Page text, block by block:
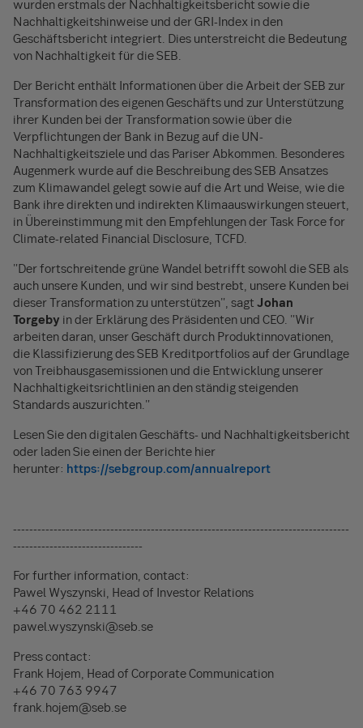
wurden erstmals der Nachhaltigkeitsbericht sowie die
Nachhaltigkeitshinweise und der GRI-Index in den
Geschäftsbericht integriert. Dies unterstreicht die Bedeutung
von Nachhaltigkeit für die SEB.
Der Bericht enthält Informationen über die Arbeit der SEB zur
Transformation des eigenen Geschäfts und zur Unterstützung
ihrer Kunden bei der Transformation sowie über die
Verpflichtungen der Bank in Bezug auf die UN-
Nachhaltigkeitsziele und das Pariser Abkommen. Besonderes
Augenmerk wurde auf die Beschreibung des SEB Ansatzes
zum Klimawandel gelegt sowie auf die Art und Weise, wie die
Bank ihre direkten und indirekten Klimaauswirkungen steuert,
in Übereinstimmung mit den Empfehlungen der Task Force for
Climate-related Financial Disclosure, TCFD.
"Der fortschreitende grüne Wandel betrifft sowohl die SEB als
auch unsere Kunden, und wir sind bestrebt, unsere Kunden bei
dieser Transformation zu unterstützen", sagt Johan
Torgeby in der Erklärung des Präsidenten und CEO. "Wir
arbeiten daran, unser Geschäft durch Produktinnovationen,
die Klassifizierung des SEB Kreditportfolios auf der Grundlage
von Treibhausgasemissionen und die Entwicklung unserer
Nachhaltigkeitsrichtlinien an den ständig steigenden
Standards auszurichten."
Lesen Sie den digitalen Geschäfts- und Nachhaltigkeitsbericht
oder laden Sie einen der Berichte hier
herunter: https://sebgroup.com/annualreport
-----------------------------------------------------------------------------------
--------------------------------
For further information, contact:
Pawel Wyszynski, Head of Investor Relations
+46 70 462 2111
pawel.wyszynski@seb.se
Press contact:
Frank Hojem, Head of Corporate Communication
+46 70 763 9947
frank.hojem@seb.se